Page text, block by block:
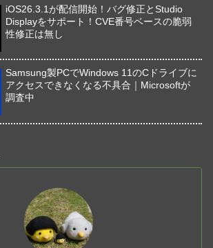
iOS26.3.1が配信開始！バグ修正とStudio
Displayをサポート！CVE番号ベースの脆弱
性修正は無し
Samsung製PCでWindows 11のCドライブに
アクセスできなくなる不具合｜Microsoftが
調査中